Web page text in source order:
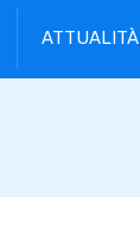
ATTUALITÀ